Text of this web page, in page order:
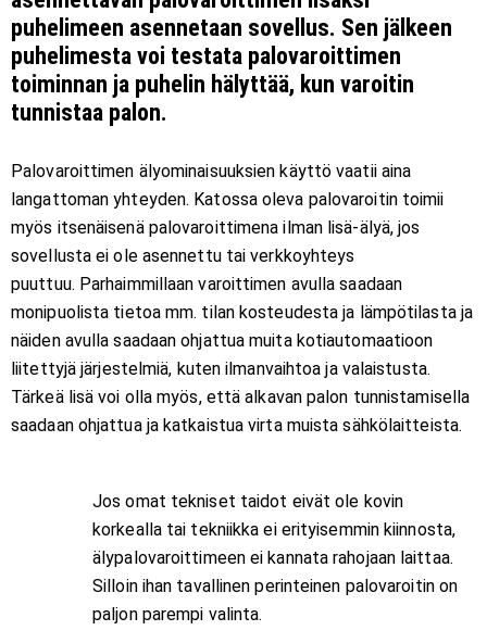
puhelimeen asennetaan sovellus. Sen jälkeen
puhelimesta voi testata palovaroittimen
toiminnan ja puhelin hälyttää, kun varoitin
tunnistaa palon.
Palovaroittimen älyominaisuuksien käyttö vaatii aina
langattoman yhteyden. Katossa oleva palovaroitin toimii
myös itsenäisenä palovaroittimena ilman lisä-älyä, jos
sovellusta ei ole asennettu tai verkkoyhteys
puuttuu. Parhaimmillaan varoittimen avulla saadaan
monipuolista tietoa mm. tilan kosteudesta ja lämpötilasta ja
näiden avulla saadaan ohjattua muita kotiautomaatioon
liitettyjä järjestelmiä, kuten ilmanvaihtoa ja valaistusta.
Tärkeä lisä voi olla myös, että alkavan palon tunnistamisella
saadaan ohjattua ja katkaistua virta muista sähkölaitteista.
Jos omat tekniset taidot eivät ole kovin
korkealla tai tekniikka ei erityisemmin kiinnosta,
älypalovaroittimeen ei kannata rahojaan laittaa.
Silloin ihan tavallinen perinteinen palovaroitin on
paljon parempi valinta.